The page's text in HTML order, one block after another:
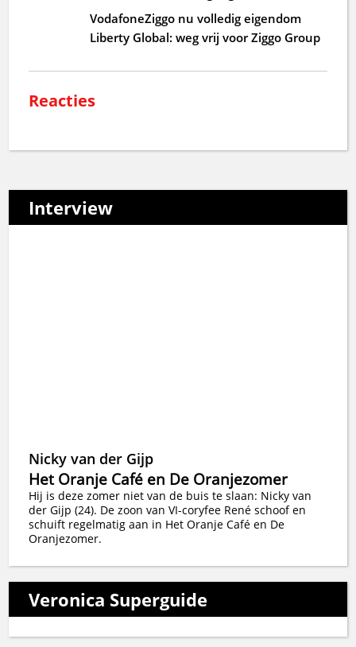
VodafoneZiggo nu volledig eigendom
Liberty Global: weg vrij voor Ziggo Group
Reacties
Interview
Nicky van der Gijp
Het Oranje Café en De Oranjezomer
Hij is deze zomer niet van de buis te slaan: Nicky van
der Gijp (24). De zoon van VI-coryfee René schoof en
schuift regelmatig aan in Het Oranje Café en De
Oranjezomer.
Veronica Superguide